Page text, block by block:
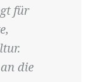
für
die